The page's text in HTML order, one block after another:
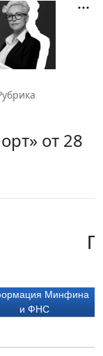
от 28
Минфина
и ФНС